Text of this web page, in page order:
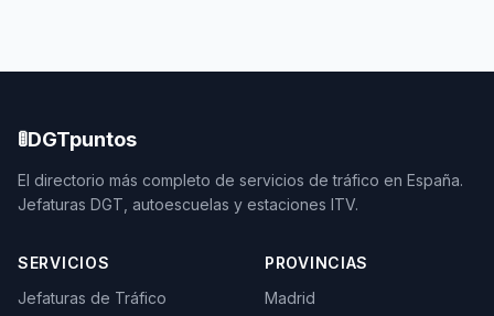
🚦DGTpuntos
El directorio más completo de servicios de tráfico en España.
Jefaturas DGT, autoescuelas y estaciones ITV.
SERVICIOS
Jefaturas de Tráfico
PROVINCIAS
Madrid